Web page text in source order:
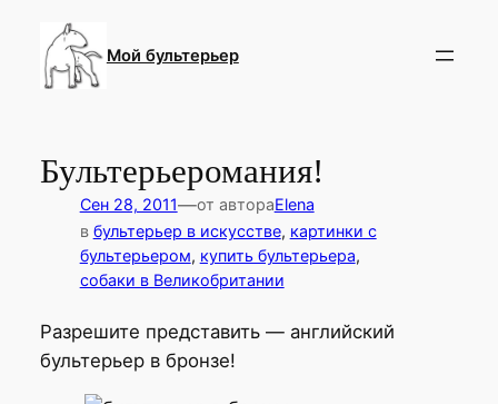
содержимому
Мой бультерьер
Бультерьеромания!
Сен 28, 2011—от автораElena
в бультерьер в искусстве, картинки с
бультерьером, купить бультерьера
собаки в Великобритании
Разрешите представить — английский
бультерьер в бронзе!